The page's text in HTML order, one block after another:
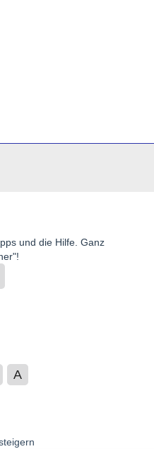
und die Hilfe. Ganz
A